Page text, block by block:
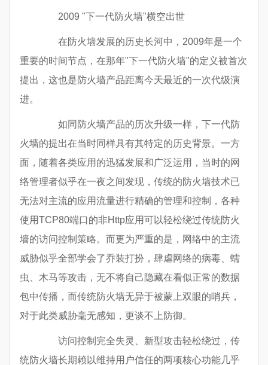
2009 "下一代防火墙"横空出世
在防火墙发展的历史长河中，2009年是一个
重要的时间节点，在那年"下一代防火墙"的定义被首次
提出，这也是防火墙产品距离今天最近的一次代级演
进。
如同防火墙产品的历次升级一样，下一代防
火墙的提出在当时同样具有其特定的历史背景。一方
面，随着各类应用的迅猛发展和广泛运用，当时的网
络管理者似乎在一夜之间发现，传统的防火墙技术已
无法对主流的应用流量进行精确的管理和控制，各种
使用TCP80端口的非Http应用可以轻松绕过传统防火
墙的访问控制策略。而更为严重的是，网络中的主流
威胁似乎全部学会了乔装打扮，肆虐网络的病毒、蠕
虫、木马等攻击，无不将自己隐藏在看似正常的数据
包中传播，而传统防火墙无异于被蒙上双眼的哨兵，
对于此类威胁毫无感知，更谈不上防御。
访问控制完全失灵、新型攻击轻松绕过，传
统防火墙长期赖以维持用户信任的两项核心功能几乎